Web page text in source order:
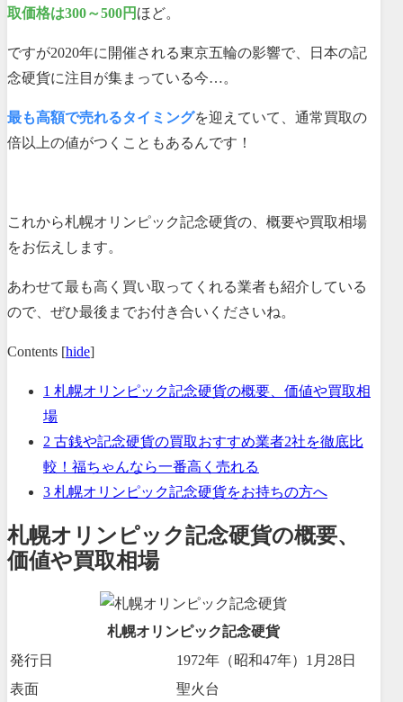
取価格は300～500円 ほど。
ですが2020年に開催される東京五輪の影響で、日本の記
念硬貨に注目が集まっている今…。
最も高額で売れるタイミングを迎えていて、通常買取の
倍以上の値がつくこともあるんです！
これから札幌オリンピック記念硬貨の、概要や買取相場
をお伝えします。
あわせて最も高く買い取ってくれる業者も紹介している
ので、ぜひ最後までお付き合いくださいね。
Contents [hide]
1 札幌オリンピック記念硬貨の概要、価値や買取相
場
2 古銭や記念硬貨の買取おすすめ業者2社を徹底比
較！福ちゃんなら一番高く売れる
3 札幌オリンピック記念硬貨をお持ちの方へ
札幌オリンピック記念硬貨の概要、
価値や買取相場
札幌オリンピック記念硬貨
発行日
1972年（昭和47年）1月28日
表面
聖火台